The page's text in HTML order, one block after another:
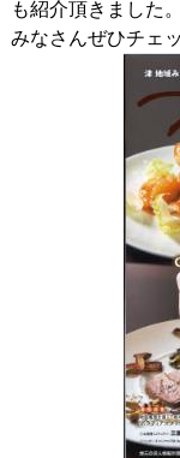
も紹介頂きました。
みなさんぜひチェ